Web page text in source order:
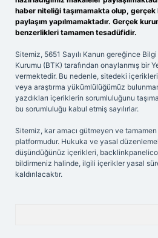
haber niteliği taşımamakta olup, gerçek
paylaşım yapılmamaktadır. Gerçek
benzerlikleri tamamen tesadüfidir.
Sitemiz, 5651 Sayılı Kanun gereğince
Kurumu (BTK) tarafından onaylanmış bir
vermektedir. Bu nedenle, sitedeki
veya araştırma yükümlülüğümüz
yazdıkları içeriklerin sorumluluğunu
bu sorumluluğu kabul etmiş sayılırlar.
Sitemiz, kar amacı gütmeyen ve
platformudur. Hukuka ve yasal
düşündüğünüz içerikleri,
bildirmeniz halinde, ilgili içerikler yasal
kaldırılacaktır.